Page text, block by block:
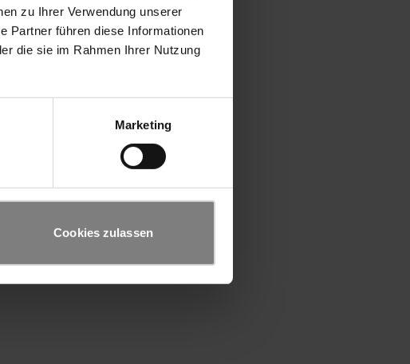
zu Ihrer Verwendung unserer
Partner führen diese Informationen
die sie im Rahmen Ihrer Nutzung
Marketing
Cookies zulassen